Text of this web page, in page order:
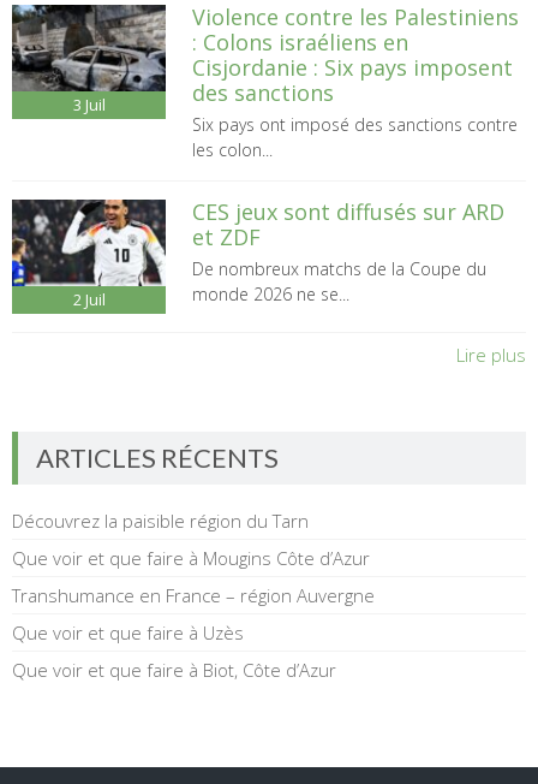
3 Juil
Violence contre les Palestiniens
: Colons israéliens en
Cisjordanie : Six pays imposent
des sanctions
Six pays ont imposé des sanctions contre
les colon...
2 Juil
CES jeux sont diffusés sur ARD
et ZDF
De nombreux matchs de la Coupe du
monde 2026 ne se...
Lire plus
ARTICLES RÉCENTS
Découvrez la paisible région du Tarn
Que voir et que faire à Mougins Côte d’Azur
Transhumance en France – région Auvergne
Que voir et que faire à Uzès
Que voir et que faire à Biot, Côte d’Azur